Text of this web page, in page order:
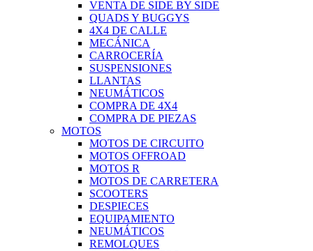
VENTA DE SIDE BY SIDE
QUADS Y BUGGYS
4X4 DE CALLE
MECÁNICA
CARROCERÍA
SUSPENSIONES
LLANTAS
NEUMÁTICOS
COMPRA DE 4X4
COMPRA DE PIEZAS
MOTOS
MOTOS DE CIRCUITO
MOTOS OFFROAD
MOTOS R
MOTOS DE CARRETERA
SCOOTERS
DESPIECES
EQUIPAMIENTO
NEUMÁTICOS
REMOLQUES